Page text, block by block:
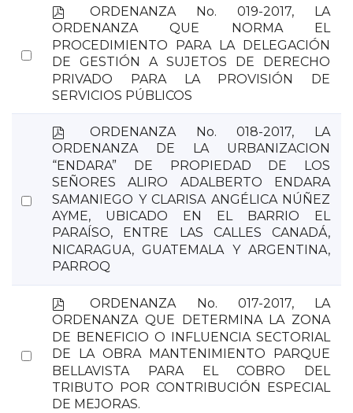
Select
p
d
f
ORDENANZA No. 019-2017, LA
ORDENANZA QUE NORMA EL
PROCEDIMIENTO PARA LA DELEGACIÓN
DE GESTIÓN A SUJETOS DE DERECHO
PRIVADO PARA LA PROVISIÓN DE
SERVICIOS PÚBLICOS
Select
p
d
f
ORDENANZA No. 018-2017, LA
ORDENANZA DE LA URBANIZACION
“ENDARA” DE PROPIEDAD DE LOS
SEÑORES ALIRO ADALBERTO ENDARA
SAMANIEGO Y CLARISA ANGÉLICA NÚÑEZ
AYME, UBICADO EN EL BARRIO EL
PARAÍSO, ENTRE LAS CALLES CANADÁ,
NICARAGUA, GUATEMALA Y ARGENTINA,
PARROQ
Select
p
d
f
ORDENANZA No. 017-2017, LA
ORDENANZA QUE DETERMINA LA ZONA
DE BENEFICIO O INFLUENCIA SECTORIAL
DE LA OBRA MANTENIMIENTO PARQUE
BELLAVISTA PARA EL COBRO DEL
TRIBUTO POR CONTRIBUCIÓN ESPECIAL
DE MEJORAS.